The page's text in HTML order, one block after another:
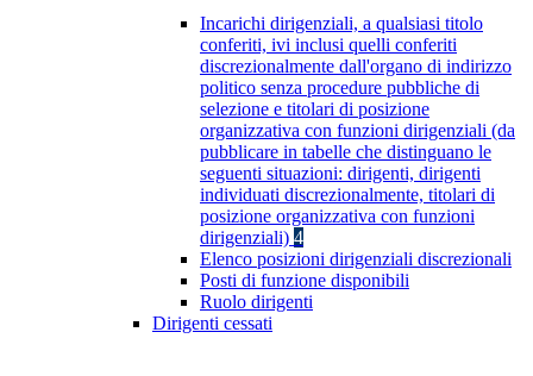
Incarichi dirigenziali, a qualsiasi titolo
conferiti, ivi inclusi quelli conferiti
discrezionalmente dall'organo di indirizzo
politico senza procedure pubbliche di
selezione e titolari di posizione
organizzativa con funzioni dirigenziali (da
pubblicare in tabelle che distinguano le
seguenti situazioni: dirigenti, dirigenti
individuati discrezionalmente, titolari di
posizione organizzativa con funzioni
dirigenziali) 4
Elenco posizioni dirigenziali discrezionali
Posti di funzione disponibili
Ruolo dirigenti
Dirigenti cessati